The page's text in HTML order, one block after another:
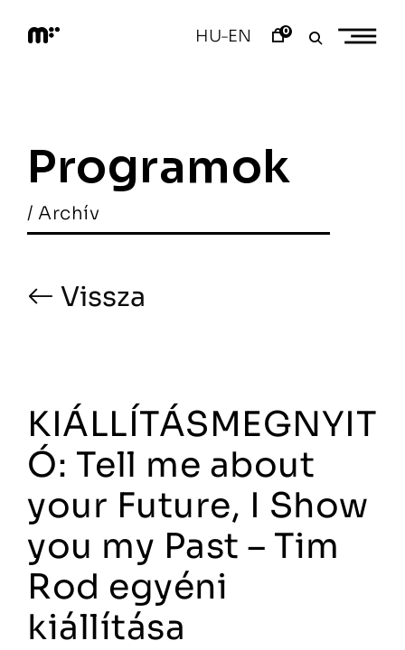
content
r
HU–EN 0
Programok
/ Archív
Vissza
KIÁLLÍTÁSMEGNYIT
Ó: Tell me about
your Future, I Show
you my Past – Tim
Rod egyéni
kiállítása